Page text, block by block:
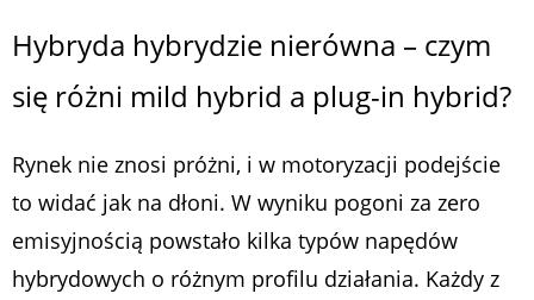
Hybryda hybrydzie nierówna – czym
się różni mild hybrid a plug-in hybrid?
Rynek nie znosi próżni, i w motoryzacji podejście
to widać jak na dłoni. W wyniku pogoni za zero
emisyjnością powstało kilka typów napędów
hybrydowych o różnym profilu działania. Każdy z